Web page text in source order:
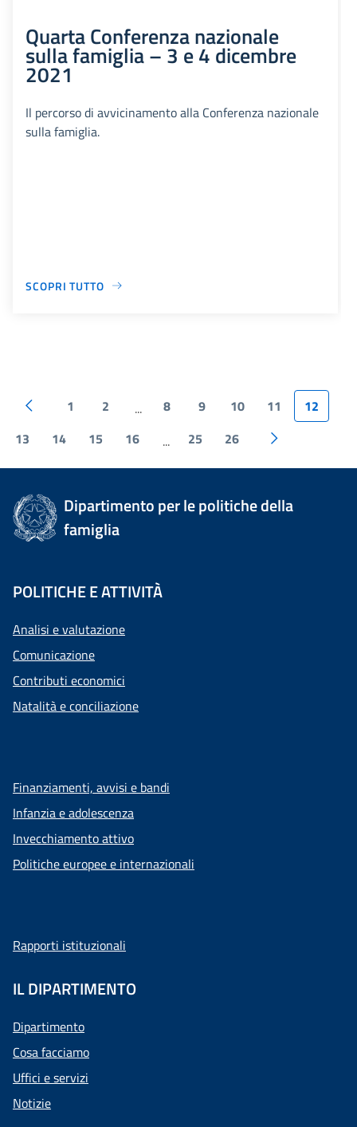
Quarta Conferenza nazionale
sulla famiglia – 3 e 4 dicembre
2021
Il percorso di avvicinamento alla Conferenza nazionale
sulla famiglia.
SCOPRI TUTTO
1 2 ... 8 9 10 11
12
13
14 15 16 ... 25 26
Dipartimento per le politiche della
famiglia
POLITICHE E ATTIVITÀ
Analisi e valutazione
Comunicazione
Contributi economici
Natalità e conciliazione
Finanziamenti, avvisi e bandi
Infanzia e adolescenza
Invecchiamento attivo
Politiche europee e internazionali
Rapporti istituzionali
IL DIPARTIMENTO
Dipartimento
Cosa facciamo
Uffici e servizi
Notizie